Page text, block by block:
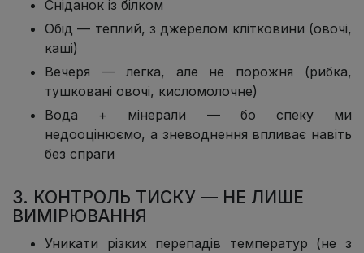
Сніданок із білком
Обід — теплий, з джерелом клітковини (овочі,
каші)
Вечеря — легка, але не порожня (рибка,
тушковані овочі, кисломолочне)
Вода + мінерали — бо спеку ми
недооцінюємо, а зневоднення впливає навіть
без спраги
3. КОНТРОЛЬ ТИСКУ — НЕ ЛИШЕ
ВИМІРЮВАННЯ
Уникати різких перепадів температур (не з